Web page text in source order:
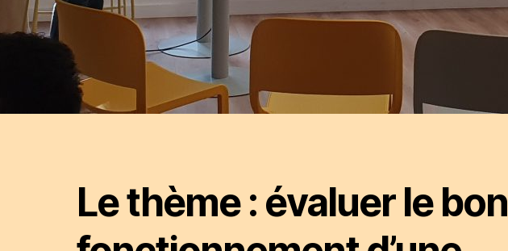
Le thème : évaluer le bon